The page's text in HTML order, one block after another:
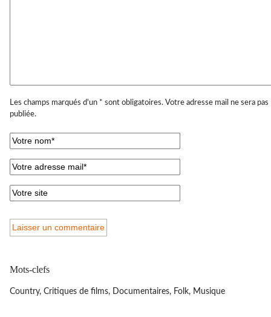
Les champs marqués d'un * sont obligatoires. Votre adresse mail ne sera pas
publiée.
Mots-clefs
Country, Critiques de films, Documentaires, Folk, Musique